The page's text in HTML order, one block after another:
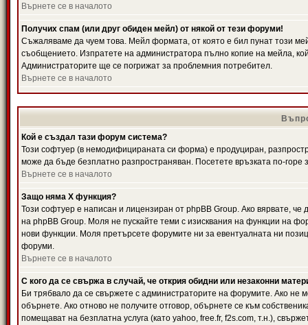
Върнете се в началото
Получих спам (или друг обиден мейл) от някой от тези форуми!
Съжаляваме да чуем това. Мейл формата, от която е бил пунат този
съобщението. Изпратете на администратора пълно копие на мейла,
Администраторите ще се погрижат за проблемния потребител.
Върнете се в началото
Кой е създал тази форум система?
Този софтуер (в немодифицираната си форма) е продуциран,
може да бъде безплатно разпространяван. Посетете връзката по-горе
Върнете се в началото
Защо няма X функция?
Този софтуер е написан и лицензиран от phpBB Group. Ако вярвате,
на phpBB Group. Моля не пускайте теми с изисквания на функции на
нови функции. Моля претърсете форумите ни за евентуалната ни
форуми.
Върнете се в началото
С кого да се свържа в случай, че открия обидни или незаконни
Би трябвало да се свържете с администраторите на форумите. Ако не
обърнете. Ако отново не получите отговор, обърнете се към
помещават на безплатна услуга (като yahoo, free.fr, f2s.com, т.н.),